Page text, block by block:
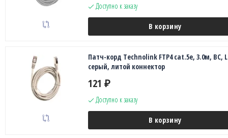
Доступно к заказу
В корзину
Патч-корд Technolink FTP4 cat.5е, 3.0м, BC,
серый, литой коннектор
121 ₽
Доступно к заказу
В корзину